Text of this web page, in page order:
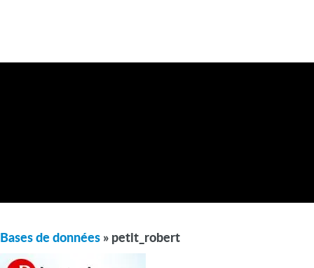
Bases de données » petit_robert